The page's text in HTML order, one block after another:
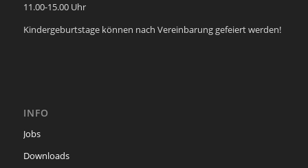
11.00-15.00 Uhr
Kindergeburtstage können nach Vereinbarung gefeiert werden!
INFO
Jobs
Downloads